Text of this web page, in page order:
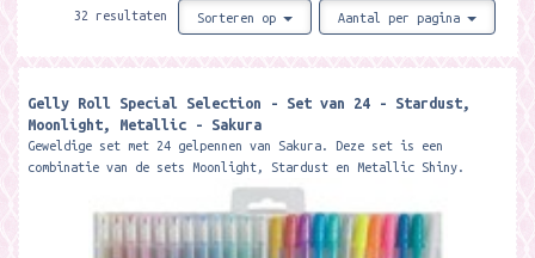
32 resultaten Sorteren op Aantal per pagina
Gelly Roll Special Selection - Set van 24 - Stardust,
Moonlight, Metallic - Sakura
Geweldige set met 24 gelpennen van Sakura. Deze set is een
combinatie van de sets Moonlight, Stardust en Metallic Shiny.